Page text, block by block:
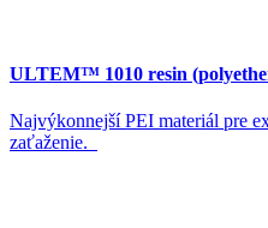
ULTEM™ 1010 resin
Najvýkonnejší PEI materiál pre
zaťaženie.